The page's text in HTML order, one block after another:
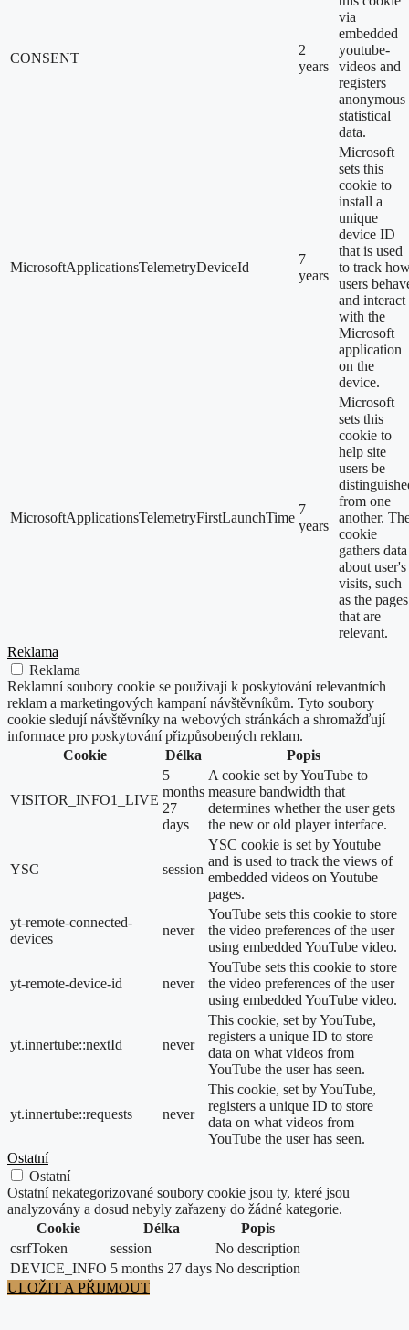
CONSENT
2
years
via
embedded
youtube-
videos and
registers
anonymous
statistical
data.
MicrosoftApplicationsTelemetryDeviceId
7
years
Microsoft
sets this
cookie to
install a
unique
device ID
that is used
to track
users
and interact
with the
Microsoft
application
on the
device.
MicrosoftApplicationsTelemetryFirstLaunchTime
7
years
Microsoft
sets this
cookie to
help site
users be
from one
another.
cookie
gathers data
about user's
visits, such
as the pages
that are
relevant.
Reklama
Reklama
Reklamní soubory cookie se používají k poskytování relevantních
reklam a marketingových kampaní návštěvníkům. Tyto soubory
cookie sledují návštěvníky na webových stránkách a shromažďují
informace pro poskytování přizpůsobených reklam.
Cookie
Délka Popis
VISITOR_INFO1_LIVE
5
months
27
days
A cookie set by YouTube to
measure bandwidth that
determines whether the user gets
the new or old player interface.
YSC session
YSC cookie is set by Youtube
and is used to track the views of
embedded videos on Youtube
pages.
yt-remote-connected-
devices
never
YouTube sets this cookie to store
the video preferences of the user
using embedded YouTube video.
yt-remote-device-id never
YouTube sets this cookie to store
the video preferences of the user
using embedded YouTube video.
yt.innertube::nextId never
This cookie, set by YouTube,
registers a unique ID to store
data on what videos from
YouTube the user has seen.
yt.innertube::requests never
This cookie, set by YouTube,
registers a unique ID to store
data on what videos from
YouTube the user has seen.
Ostatní
Ostatní
Ostatní nekategorizované soubory cookie jsou ty, které jsou
analyzovány a dosud nebyly zařazeny do žádné kategorie.
Cookie
Délka
Popis
csrfToken
session
No description
DEVICE_INFO 5 months 27 days No description
ULOŽIT A PŘIJMOUT